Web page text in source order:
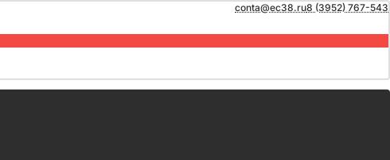
conta@ec38.ru8 (3952) 767-543